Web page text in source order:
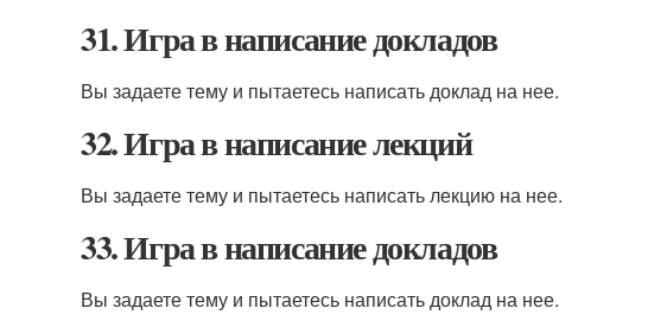
31. Игра в написание докладов
Вы задаете тему и пытаетесь написать доклад на нее.
32. Игра в написание лекций
Вы задаете тему и пытаетесь написать лекцию на нее.
33. Игра в написание докладов
Вы задаете тему и пытаетесь написать доклад на нее.